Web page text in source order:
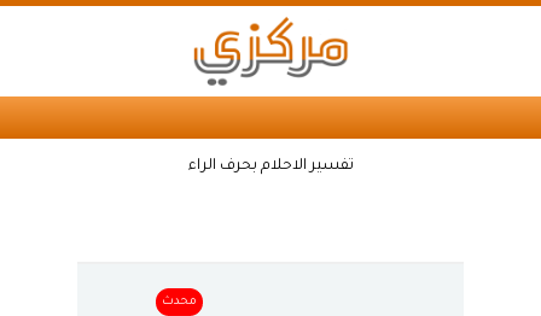
تفسير الاحلام بحرف الراء
محدث